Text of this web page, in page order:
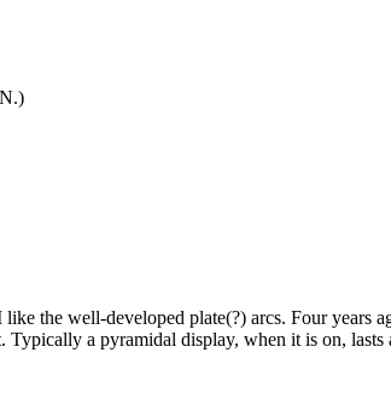
the well-developed plate(?) arcs. Four years
Typically a pyramidal display, when it is on,